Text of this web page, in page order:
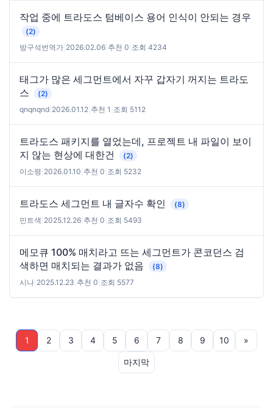
작업 중에 트라도스 텀베이스 용어 인식이 안되는 경우
(2)
방구석번역가 2026.02.06 추천 0 조회 4234
태그가 많은 세그먼트에서 자꾸 갑자기 꺼지는 트라도
스
(2)
qnqnqnd 2026.01.12 추천 1 조회 5112
트라도스 패키지를 열었는데, 프로젝트 내 파일이 보이
지 않는 현상에 대한건
(2)
이소령 2026.01.10 추천 0 조회 5232
트라도스 세그먼트 내 글자수 확인
(8)
민트색 2025.12.26 추천 0 조회 5493
메모큐 100% 매치라고 뜨는 세그먼트가 콘코던스 검
색하면 매치되는 결과가 없음
(8)
시나 2025.12.23 추천 0 조회 5577
1 2 3 4 5 6 7 8 9 10 »
마지막